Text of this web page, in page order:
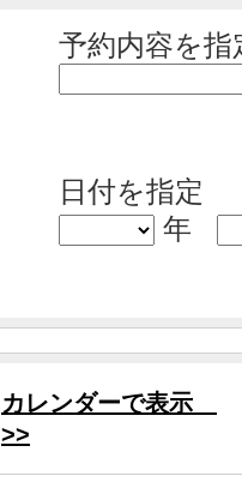
予約内容を
日付を指定
年
カレンダーで表示
>>